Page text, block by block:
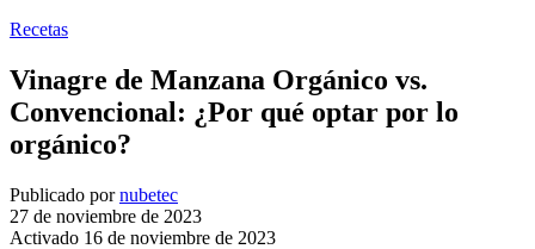
Recetas
Vinagre de Manzana Orgánico vs.
Convencional: ¿Por qué optar por lo
orgánico?
Publicado por nubetec
27 de noviembre de 2023
Activado 16 de noviembre de 2023